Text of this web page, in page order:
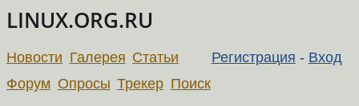
LINUX.ORG.RU
Регистрация - Вход
Новости Галерея Статьи
Форум Опросы Трекер Поиск